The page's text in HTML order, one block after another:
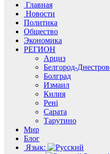
Главная
Новости
Политика
Общество
Экономика
РЕГИОН
Арциз
Белгород-
Болград
Измаил
Килия
Рені
Сарата
Тарутино
Мир
Блог
Язык: